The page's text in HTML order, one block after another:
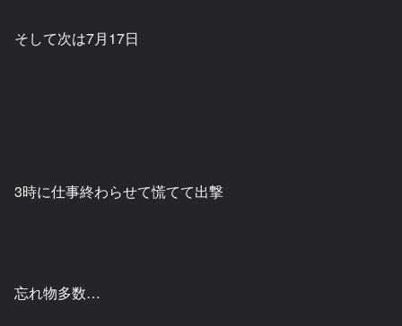
そして次は7月17日
3時に仕事終わらせて慌てて出撃
忘れ物多数…